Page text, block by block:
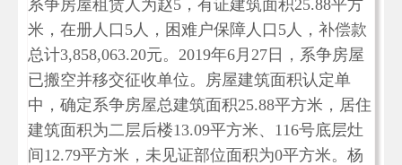
系争房屋租赁人为赵5，有证建筑面积25.88平方
米，在册人口5人，困难户保障人口5人，补偿款
总计3,858,063.20元。2019年6月27日，系争房屋
已搬空并移交征收单位。房屋建筑面积认定单
中，确定系争房屋总建筑面积25.88平方米，居住
建筑面积为二层后楼13.09平方米、116号底层灶
间12.79平方米，未见证部位面积为0平方米。杨